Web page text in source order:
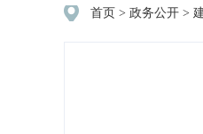
首页 > 政务公开 >